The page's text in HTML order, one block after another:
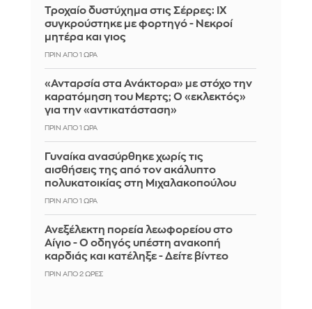
Τροχαίο δυστύχημα στις Σέρρες: ΙΧ
συγκρούστηκε με φορτηγό - Νεκροί
μητέρα και γιος
ΠΡΙΝ ΑΠΌ 1 ΏΡΑ
«Ανταρσία στα Ανάκτορα» με στόχο την
καρατόμηση του Μερτς; Ο «εκλεκτός»
για την «αντικατάσταση»
ΠΡΙΝ ΑΠΌ 1 ΏΡΑ
Γυναίκα ανασύρθηκε χωρίς τις
αισθήσεις της από τον ακάλυπτο
πολυκατοικίας στη Μιχαλακοπούλου
ΠΡΙΝ ΑΠΌ 1 ΏΡΑ
Ανεξέλεκτη πορεία λεωφορείου στο
Αίγιο - Ο οδηγός υπέστη ανακοπή
καρδιάς και κατέληξε - Δείτε βίντεο
ΠΡΙΝ ΑΠΌ 2 ΏΡΕΣ